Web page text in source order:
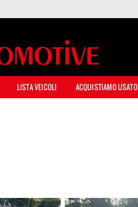
LISTA VEICOLI ACQUISTIAMO USATO